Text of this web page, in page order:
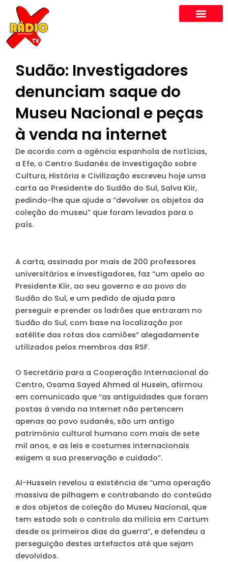
content
Sudão: Investigadores
denunciam saque do
Museu Nacional e peças
à venda na internet
De acordo com a agência espanhola de notícias,
a Efe, o Centro Sudanês de Investigação sobre
Cultura, História e Civilização escreveu hoje uma
carta ao Presidente do Sudão do Sul, Salva Kiir,
pedindo-lhe que ajude a “devolver os objetos da
coleção do museu” que foram levados para o
país.
A carta, assinada por mais de 200 professores
universitários e investigadores, faz “um apelo ao
Presidente Kiir, ao seu governo e ao povo do
Sudão do Sul, e um pedido de ajuda para
perseguir e prender os ladrões que entraram no
Sudão do Sul, com base na localização por
satélite das rotas dos camiões” alegadamente
utilizados pelos membros das RSF.
O Secretário para a Cooperação Internacional do
Centro, Osama Sayed Ahmed al Husein, afirmou
em comunicado que “as antiguidades que foram
postas à venda na Internet não pertencem
apenas ao povo sudanês, são um antigo
património cultural humano com mais de sete
mil anos, e as leis e costumes internacionais
exigem a sua preservação e cuidado”.
Al-Hussein revelou a existência de “uma operação
massiva de pilhagem e contrabando do conteúdo
e dos objetos de coleção do Museu Nacional, que
tem estado sob o controlo da milícia em Cartum
desde os primeiros dias da guerra”, e defendeu a
perseguição destes artefactos até que sejam
devolvidos.